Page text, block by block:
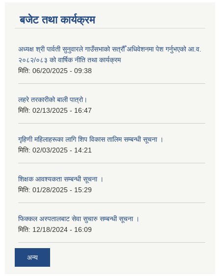
बजेट तथा कार्यक्रम
अध्यक्ष श्री पार्वती सुनुवारले गाउँसभाको सत्रौँ अधिवेशनमा पेश गर्नुभएको आ.व.
२०८२/०८३ को वार्षिक नीति तथा कार्यक्रम
मिति: 06/20/2025 - 09:38
लहरे तरकारीको बाली पात्रो।
मिति: 02/13/2025 - 16:47
गृहिणी महिलाहरूका लागि शिप विकास तालिम सम्बन्धी सूचना ‌।
मिति: 02/03/2025 - 14:21
शिक्षक आवश्यकता सम्बन्धी सूचना ।
मिति: 01/28/2025 - 15:29
फिक्कल अस्पतालबाट सेवा सुचारु सम्बन्धी सूचना ।
मिति: 12/18/2024 - 16:09
अन्य